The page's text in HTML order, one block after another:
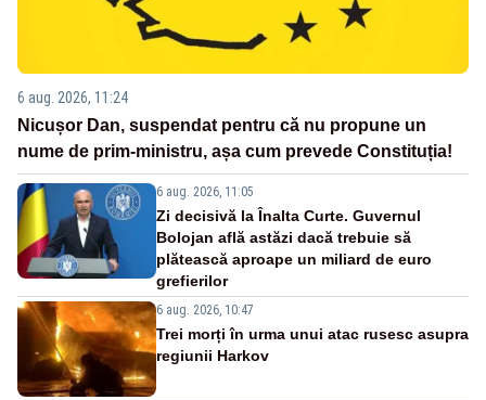
6 aug. 2026, 11:24
Nicușor Dan, suspendat pentru că nu propune un
nume de prim-ministru, așa cum prevede Constituția!
6 aug. 2026, 11:05
Zi decisivă la Înalta Curte. Guvernul
Bolojan află astăzi dacă trebuie să
plătească aproape un miliard de euro
grefierilor
6 aug. 2026, 10:47
Trei morți în urma unui atac rusesc asupra
regiunii Harkov